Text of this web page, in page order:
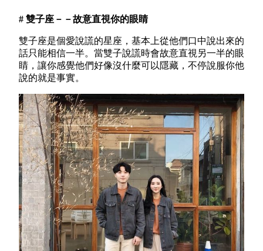
# 雙子座－－故意直視你的眼睛
雙子座是個愛說謊的星座，基本上從他們口中說出來的
話只能相信一半。當雙子說謊時會故意直視另一半的眼
睛，讓你感覺他們好像沒什麼可以隱藏，不停說服你他
說的就是事實。